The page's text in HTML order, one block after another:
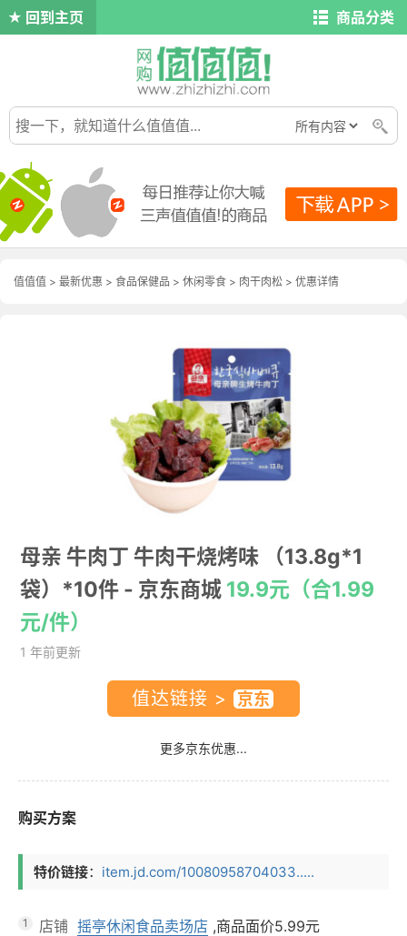
回到主页 商品分类
值值值 > 最新优惠 > 食品保健品 > 休闲零食 > 肉干肉松 > 优惠详情
母亲 牛肉丁 牛肉干烧烤味 （13.8g*1
袋）*10件 - 京东商城 19.9元（合1.99
元/件）
1 年前更新
值达链接 >
更多京东优惠...
购买方案
特价链接： item.jd.com/10080958704033.....
1 店铺 摇亭休闲食品卖场店 ,商品面价5.99元